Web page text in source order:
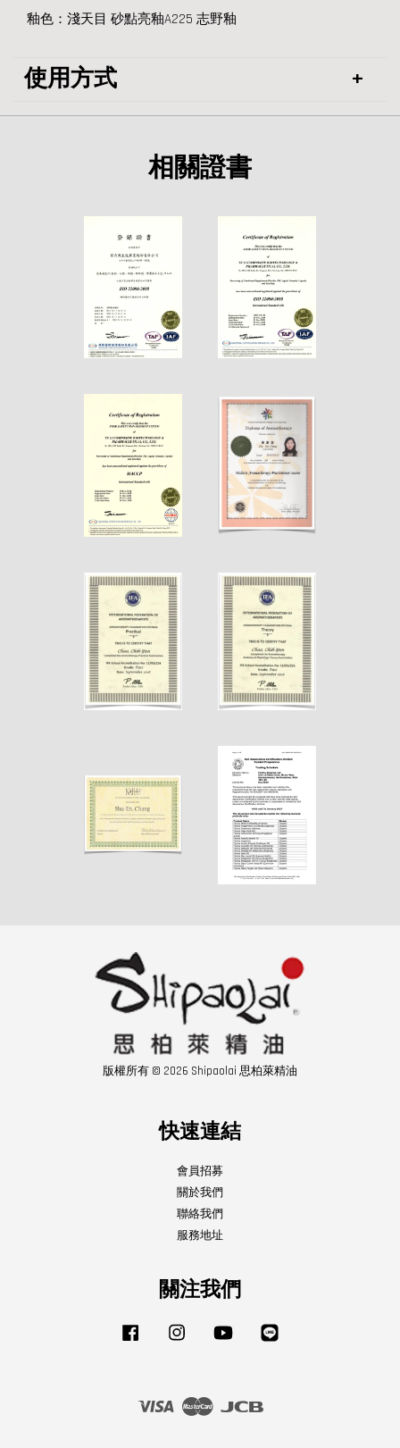
釉色： 淺天目 砂點亮釉A225 志野釉
使用方式
相關證書
版權所有 © 2026 Shipaolai 思柏萊精油
快速連結
會員招募
關於我們
聯絡我們
服務地址
關注我們
Facebook Instagram YouTube
Visa Master